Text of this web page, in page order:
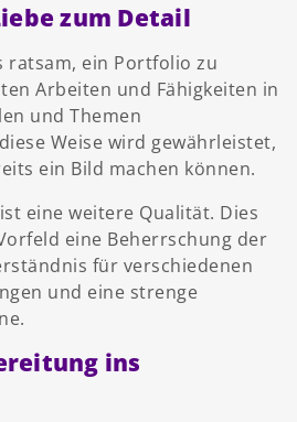
zum Detail
ratsam, ein Portfolio zu
Arbeiten und Fähigkeiten in
und Themen
Weise wird gewährleistet,
ein Bild machen können.
eine weitere Qualität. Dies
eine Beherrschung der
für verschiedenen
und eine strenge
ins